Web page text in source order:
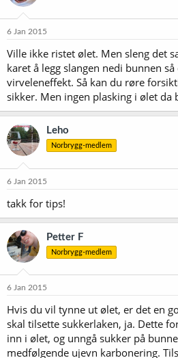
6 Jan 2015
Ville ikke ristet ølet. Men sleng det
karet å legg slangen nedi bunnen så
virveleneffekt. Så kan du røre
sikker. Men ingen plasking i ølet da
Leho
Norbrygg-medlem
6 Jan 2015
takk for tips!
Petter F
Norbrygg-medlem
6 Jan 2015
Hvis du vil tynne ut ølet, er det en
skal tilsette sukkerlaken, ja. Dette
inn i ølet, og unngå sukker på
medfølgende ujevn karbonering.